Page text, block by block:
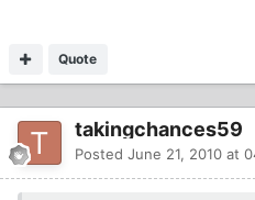
Quote
takingchances59
Posted June 21, 2010 at